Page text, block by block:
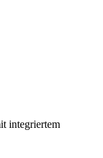
integriertem